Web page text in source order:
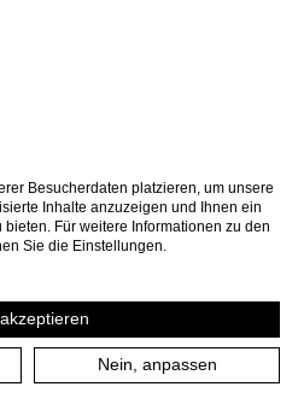
Besucherdaten platzieren, um unsere
Inhalte anzuzeigen und Ihnen ein
Für weitere Informationen zu den
Sie die Einstellungen.
Nein, anpassen